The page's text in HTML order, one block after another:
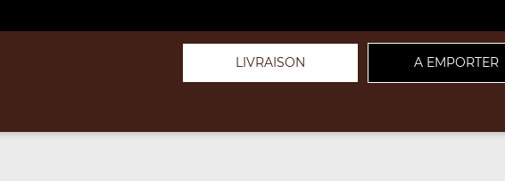
LIVRAISON A EMPORTER